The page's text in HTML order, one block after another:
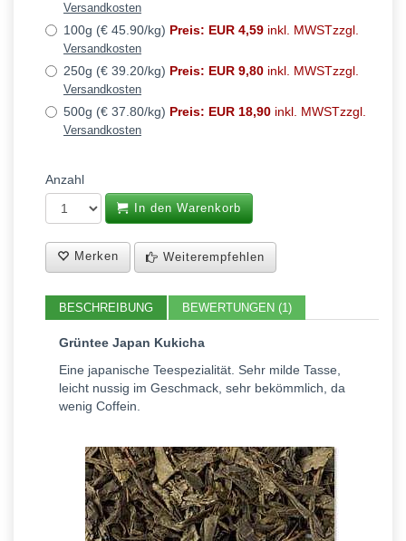
Versandkosten
100g (€ 45.90/kg) Preis: EUR 4,59 inkl. MWSTzzgl.
Versandkosten
250g (€ 39.20/kg) Preis: EUR 9,80 inkl. MWSTzzgl.
Versandkosten
500g (€ 37.80/kg) Preis: EUR 18,90 inkl. MWSTzzgl.
Versandkosten
Anzahl
In den Warenkorb
Merken Weiterempfehlen
BESCHREIBUNG BEWERTUNGEN (1)
Grüntee Japan Kukicha
Eine japanische Teespezialität. Sehr milde Tasse,
leicht nussig im Geschmack, sehr bekömmlich, da
wenig Coffein.